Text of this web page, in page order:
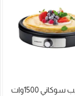
صانع كريب سوكاني 1500وات